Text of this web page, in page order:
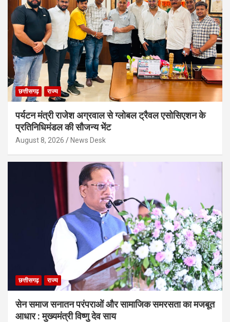
छत्तीसगढ़ राज्य
पर्यटन मंत्री राजेश अग्रवाल से ग्लोबल ट्रैवल एसोसिएशन के
प्रतिनिधिमंडल की सौजन्य भेंट
August 8, 2026 News Desk
छत्तीसगढ़ राज्य
सेन समाज सनातन परंपराओं और सामाजिक समरसता का मजबूत
आधार : मुख्यमंत्री विष्णु देव साय